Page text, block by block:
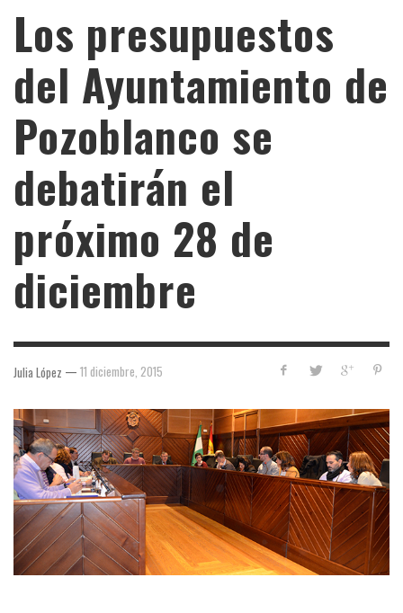
Los presupuestos
del Ayuntamiento de
Pozoblanco se
debatirán el
próximo 28 de
diciembre
Julia López — 11 diciembre, 2015